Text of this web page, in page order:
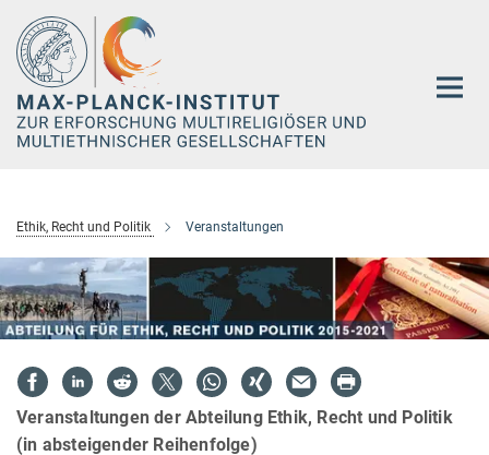
Hauptinhalt
Ethik, Recht und Politik Veranstaltungen
Veranstaltungen der Abteilung Ethik, Recht und Politik
(in absteigender Reihenfolge)